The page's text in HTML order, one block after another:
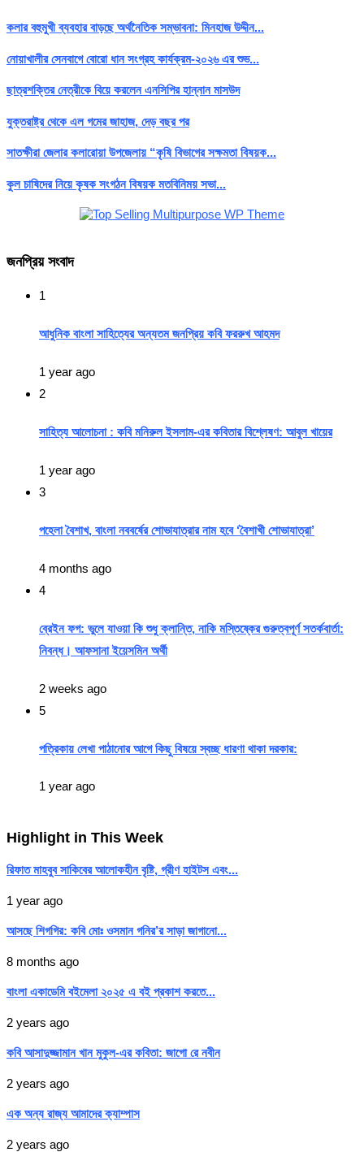
কলার বহুমুখী ব্যবহার বাড়ছে অর্থনৈতিক সম্ভাবনা: মিনহাজ উদ্দীন...
নোয়াখালীর সেনবাগে বোরো ধান সংগ্রহ কার্যক্রম-২০২৬ এর শুভ...
ছাত্রশক্তির নেত্রীকে বিয়ে করলেন এনসিপির হান্নান মাসউদ
যুক্তরাষ্ট্র থেকে এল গমের জাহাজ, দেড় বছর পর
সাতক্ষীরা জেলার কলারোয়া উপজেলায় “কৃষি বিভাগের সক্ষমতা বিষয়ক...
কুল চাষিদের নিয়ে কৃষক সংগঠন বিষয়ক মতবিনিময় সভা...
জনপ্রিয় সংবাদ
1
আধুনিক বাংলা সাহিত্যের অন্যতম জনপ্রিয় কবি ফররুখ আহমদ
1 year ago
2
সাহিত্য আলোচনা : কবি মনিরুল ইসলাম-এর কবিতার বিশ্লেষণ: আবুল খায়ের
1 year ago
3
পহেলা বৈশাখ, বাংলা নববর্ষের শোভাযাত্রার নাম হবে ‘বৈশাখী শোভাযাত্রা’
4 months ago
4
ব্রেইন ফগ: ভুলে যাওয়া কি শুধু ক্লান্তি, নাকি মস্তিষ্কের গুরুত্বপূর্ণ সতর্কবার্তা:
নিবন্ধ। আফসানা ইয়েসমিন অর্থী
2 weeks ago
5
পত্রিকায় লেখা পাঠানোর আগে কিছু বিষয়ে স্বচ্ছ ধারণা থাকা দরকার:
1 year ago
Highlight in This Week
রিফাত মাহবুব সাকিবের আলোকহীন বৃষ্টি, গ্রীণ হাইটস এবং...
1 year ago
আসছে শিগগির: কবি মোঃ ওসমান গনির’র সাড়া জাগানো...
8 months ago
বাংলা একাডেমি বইমেলা ২০২৫ এ বই প্রকাশ করতে...
2 years ago
কবি আসাদুজ্জামান খান মুকুল-এর কবিতা: জাগো রে নবীন
2 years ago
এক অন্য রাজ্য আমাদের ক্যাম্পাস
2 years ago